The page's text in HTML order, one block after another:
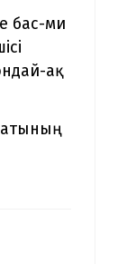
бас-ми
ақ